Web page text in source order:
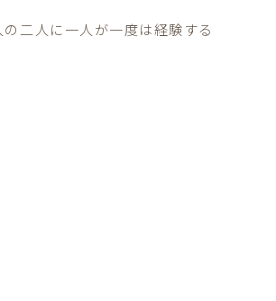
二人に一人が一度は経験する